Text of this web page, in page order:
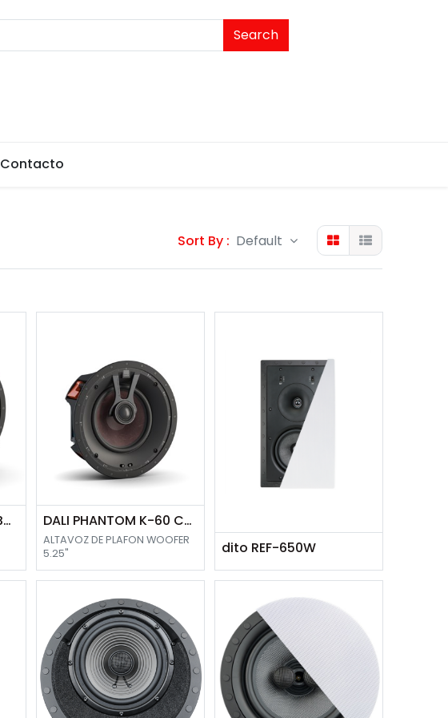
Search
Contacto
Sort By : Default
DALI PHANTOM K-80 BOCINA & CLASSIC GRILL DALI PHANTOM K-60 CLASSIC GRILL
ALTAVOZ DE PLAFON WOOFER
5.25"
dito REF-650W